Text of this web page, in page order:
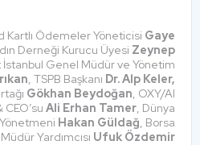
Kartlı Ödemeler Yöneticisi Gaye
Derneği Kurucu Üyesi Zeynep
İstanbul Genel Müdür ve Yönetim
, TSPB Başkanı Dr. Alp Keler,
Gökhan Beydoğan, OXY/AI
Ali Erhan Tamer, Dünya
Hakan Güldağ, Borsa
Yardımcısı Ufuk Özdemir